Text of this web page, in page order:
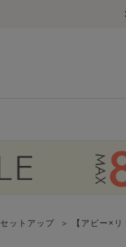
セットアップ ＞ 【アビー×